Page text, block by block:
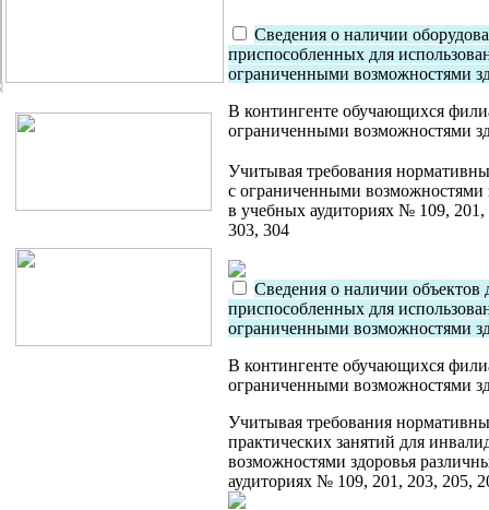
Сведения о наличии
приспособленных для
ограниченными возможностями
В контингенте обучающихся
ограниченными возможностями
Учитывая требования
с ограниченными возможностями
в учебных аудиториях № 109,
303, 304
Сведения о наличии объектов
приспособленных для
ограниченными возможностями
В контингенте обучающихся
ограниченными возможностями
Учитывая требования
практических занятий для
возможностями здоровья
аудиториях № 109, 201, 203, 205,